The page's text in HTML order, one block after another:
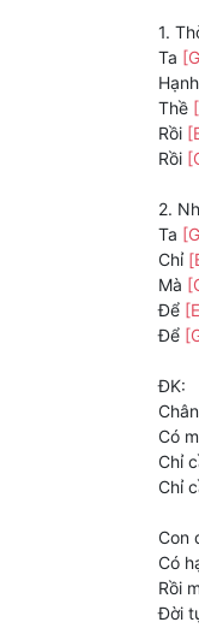
1.
Ta
Hạnh
Thề
Rồi
Rồi
2.
Ta
Chỉ
Mà
Để
Để
ĐK:
Có
Chỉ
Chỉ
Con
Có
Rồi
Đời